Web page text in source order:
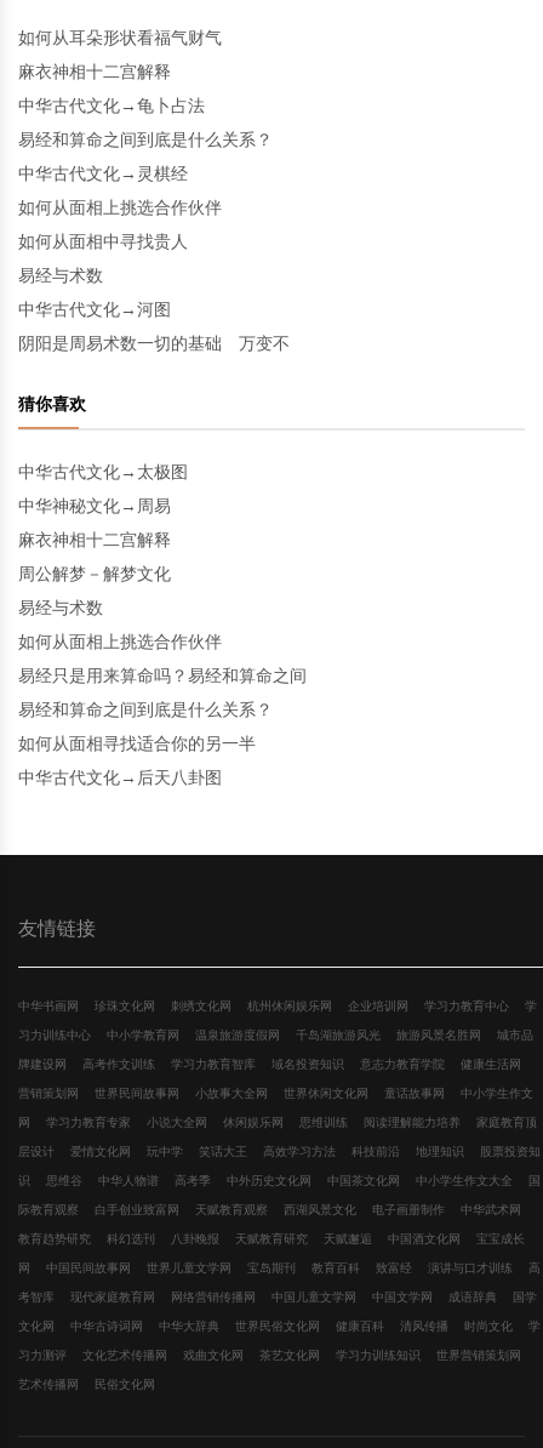
如何从耳朵形状看福气财气
麻衣神相十二宫解释
中华古代文化→龟卜占法
易经和算命之间到底是什么关系？
中华古代文化→灵棋经
如何从面相上挑选合作伙伴
如何从面相中寻找贵人
易经与术数
中华古代文化→河图
阴阳是周易术数一切的基础 万变不
猜你喜欢
中华古代文化→太极图
中华神秘文化→周易
麻衣神相十二宫解释
周公解梦－解梦文化
易经与术数
如何从面相上挑选合作伙伴
易经只是用来算命吗？易经和算命之间
易经和算命之间到底是什么关系？
如何从面相寻找适合你的另一半
中华古代文化→后天八卦图
友情链接
中华书画网 珍珠文化网 刺绣文化网 杭州休闲娱乐网 企业培训网 学习力教育中心 学
习力训练中心 中小学教育网 温泉旅游度假网 千岛湖旅游风光 旅游风景名胜网 城市品
牌建设网 高考作文训练 学习力教育智库 域名投资知识 意志力教育学院 健康生活网
营销策划网 世界民间故事网 小故事大全网 世界休闲文化网 童话故事网 中小学生作文
网 学习力教育专家 小说大全网 休闲娱乐网 思维训练 阅读理解能力培养 家庭教育顶
层设计 爱情文化网 玩中学 笑话大王 高效学习方法 科技前沿 地理知识 股票投资知
识 思维谷 中华人物谱 高考季 中外历史文化网 中国茶文化网 中小学生作文大全 国
际教育观察 白手创业致富网 天赋教育观察 西湖风景文化 电子画册制作 中华武术网
教育趋势研究 科幻选刊 八卦晚报 天赋教育研究 天赋邂逅 中国酒文化网 宝宝成长
网 中国民间故事网 世界儿童文学网 宝岛期刊 教育百科 致富经 演讲与口才训练 高
考智库 现代家庭教育网 网络营销传播网 中国儿童文学网 中国文学网 成语辞典 国学
文化网 中华古诗词网 中华大辞典 世界民俗文化网 健康百科 清风传播 时尚文化 学
习力测评 文化艺术传播网 戏曲文化网 茶艺文化网 学习力训练知识 世界营销策划网
艺术传播网 民俗文化网